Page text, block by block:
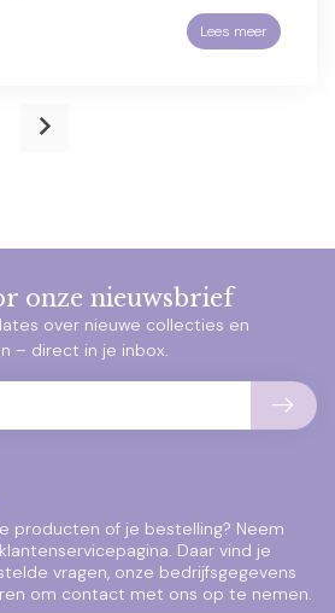
Lees meer
producten of je bestelling? Neem
Daar vind je
vragen, onze bedrijfsgegevens
om contact met ons op te nemen.
onze nieuwsbrief
over nieuwe collecties en
– direct in je inbox.